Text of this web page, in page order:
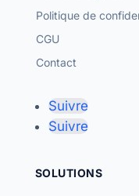
Politique de
CGU
Contact
Suivre
Suivre
SOLUTIONS